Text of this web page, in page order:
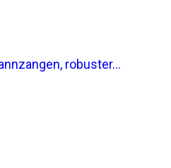
robuster...